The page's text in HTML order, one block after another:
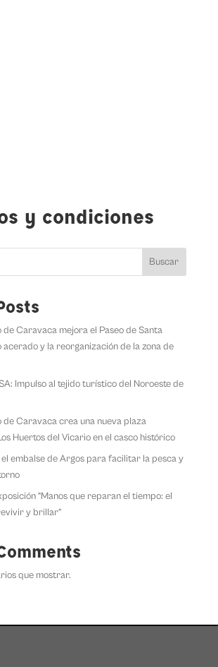
y condiciones
Buscar
de Caravaca mejora el Paseo de Santa
acerado y la reorganización de la zona de
Impulso al tejido turístico del Noroeste de
de Caravaca crea una nueva plaza
Huertos del Vicario en el casco histórico
embalse de Argos para facilitar la pesca y
“Manos que reparan el tiempo: el
y brillar”
que mostrar.